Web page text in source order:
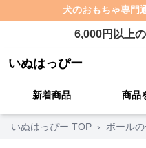
犬のおもちゃ専門
6,000円以上
いぬはっぴー
新着商品 商品
いぬはっぴー TOP › ボール